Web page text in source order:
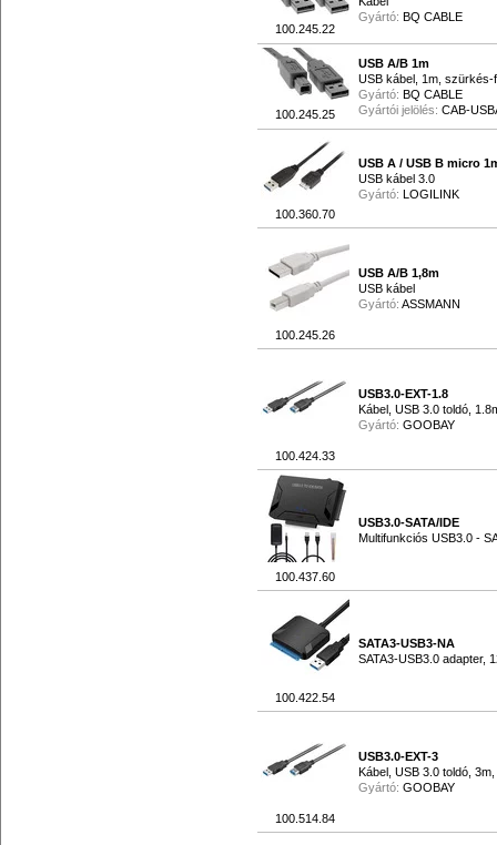
100.245.22
Gyártó: BQ CABLE
100.245.25
USB A/B 1m
USB kábel, 1m, szürkés-
Gyártó: BQ CABLE
Gyártói jelölés: CAB-
100.360.70
USB A / USB B micro
USB kábel 3.0
Gyártó: LOGILINK
100.245.26
USB A/B 1,8m
USB kábel
Gyártó: ASSMANN
100.424.33
USB3.0-EXT-1.8
Kábel, USB 3.0 toldó,
Gyártó: GOOBAY
100.437.60
USB3.0-SATA/IDE
Multifunkciós USB3.0 -
100.422.54
SATA3-USB3-NA
SATA3-USB3.0 adapter,
100.514.84
USB3.0-EXT-3
Kábel, USB 3.0 toldó,
Gyártó: GOOBAY